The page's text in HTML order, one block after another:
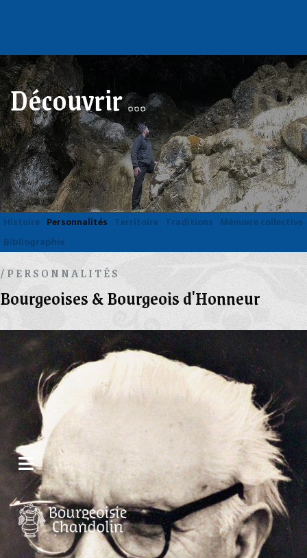
Découvrir...
Histoire Personnalités Territoire Traditions Mémoire collective
Bibliographie
/PERSONNALITÉS
Bourgeoises & Bourgeois d'Honneur